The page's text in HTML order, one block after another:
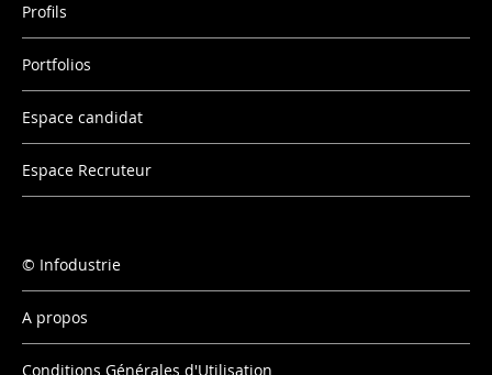
Profils
Portfolios
Espace candidat
Espace Recruteur
Infodustrie
A propos
Conditions Générales d'Utilisation